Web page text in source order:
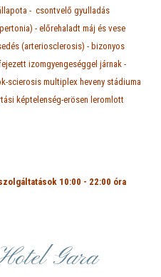
- csontvelő gyulladás
- előrehaladt máj és vese
(arteriosclerosis) - bizonyos
izomgyengeséggel járnak -
scierosis multiplex heveny stádiuma
képtelenség-erösen leromlott
10:00 - 22:00 óra
Gara